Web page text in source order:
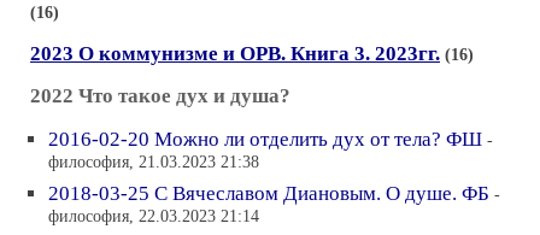
(16)
2023 О коммунизме и ОРВ. Книга 3. 2023гг. (16)
2022 Что такое дух и душа?
2016-02-20 Можно ли отделить дух от тела? ФШ -
философия, 21.03.2023 21:38
2018-03-25 С Вячеславом Диановым. О душе. ФБ -
философия, 22.03.2023 21:14